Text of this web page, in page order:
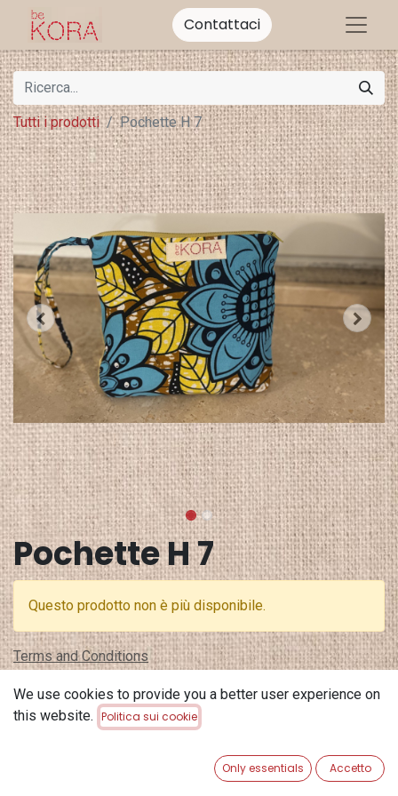
Contattaci
Tutti i prodotti Pochette H 7
Pochette H 7
Questo prodotto non è più disponibile.
Terms and Conditions
Spedizione: 2-3 giorni lavorativi
We use cookies to provide you a better user experience on
this website. Politica sui cookie
Only essentials Accetto